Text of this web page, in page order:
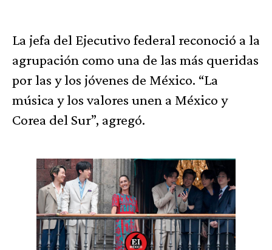
La jefa del Ejecutivo federal reconoció a la
agrupación como una de las más queridas
por las y los jóvenes de México. “La
música y los valores unen a México y
Corea del Sur”, agregó.